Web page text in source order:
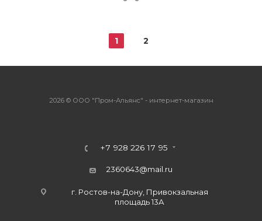
1 2
2026 © ООО "Пром-Альянс" - интернет-магазин
+7 928 226 17 95
2360643@mail.ru
г. Ростов-на-Дону, Привокзальная
площадь 13А